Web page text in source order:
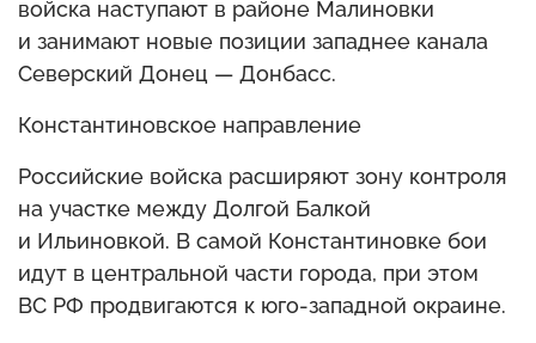
войска наступают в районе Малиновки
и занимают новые позиции западнее канала
Северский Донец — Донбасс.
Константиновское направление
Российские войска расширяют зону контроля
на участке между Долгой Балкой
и Ильиновкой. В самой Константиновке бои
идут в центральной части города, при этом
ВС РФ продвигаются к юго-западной окраине.